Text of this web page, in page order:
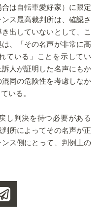
は自転車愛好家）に限定
ス最高裁判所は、確認さ
出していないとして、こ
、「その名声が非常に高
ている」ことを示してい
人が証明した名声にもか
同の危険性を考慮しなか
いる。
し判決を待つ必要がある
所によってその名声が正
ス側にとって、判例上の